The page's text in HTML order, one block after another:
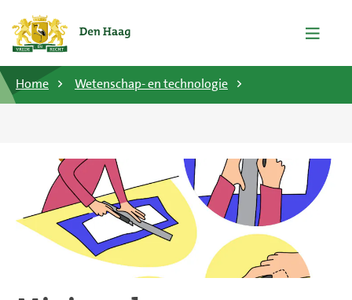
Home Wetenschap- en technologie